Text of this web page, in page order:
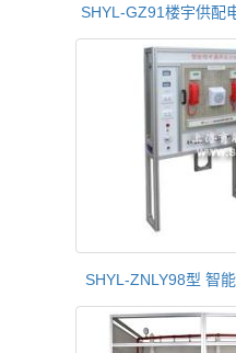
SHYL-GZ91楼宇供配
SHYL-ZNLY98型 智